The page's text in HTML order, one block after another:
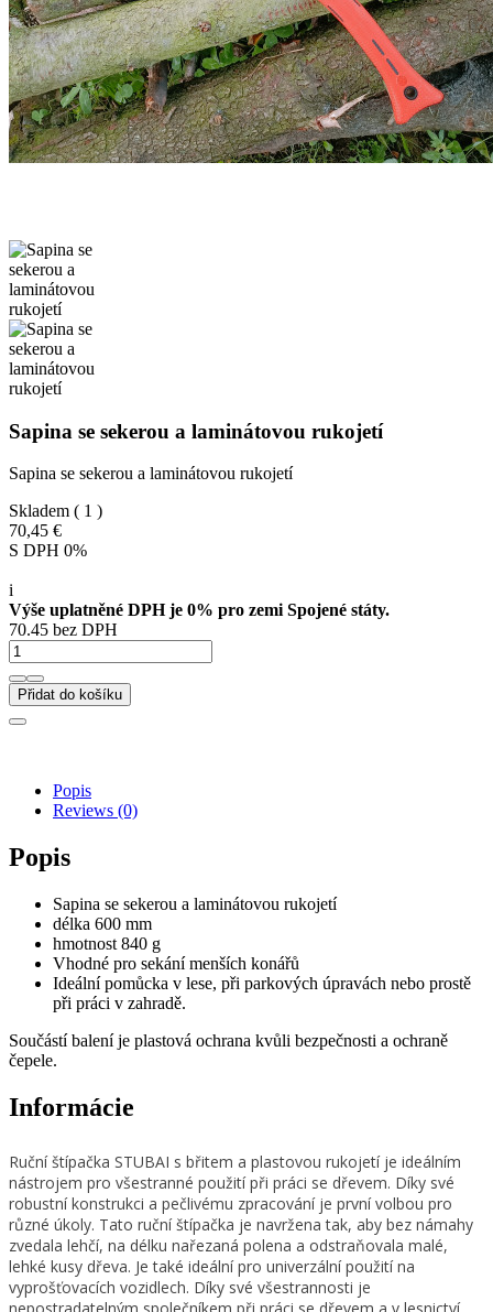
Sapina se sekerou a laminátovou rukojetí
Sapina se sekerou a laminátovou rukojetí
Skladem ( 1 )
70,45 €
S DPH 0%
i
Výše uplatněné DPH je 0% pro zemi Spojené státy.
70.45 bez DPH
Přidat do košíku
Popis
Reviews (0)
Popis
Sapina se sekerou a laminátovou rukojetí
délka 600 mm
hmotnost 840 g
Vhodné pro sekání menších konářů
Ideální pomůcka v lese, při parkových úpravách nebo prostě
při práci v zahradě.
Součástí balení je plastová ochrana kvůli bezpečnosti a ochraně
čepele.
Informácie
Ruční štípačka STUBAI s břitem a plastovou rukojetí je ideálním
nástrojem pro všestranné použití při práci se dřevem. Díky své
robustní konstrukci a pečlivému zpracování je první volbou pro
různé úkoly. Tato ruční štípačka je navržena tak, aby bez námahy
zvedala lehčí, na délku nařezaná polena a odstraňovala malé,
lehké kusy dřeva. Je také ideální pro univerzální použití na
vyprošťovacích vozidlech. Díky své všestrannosti je